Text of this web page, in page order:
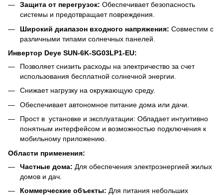
Защита от перегрузок: Обеспечивает безопасность
системы и предотвращает повреждения.
Широкий диапазон входного напряжения: Совместим с
различными типами солнечных панелей.
Инвертор Deye SUN-6K-SG03LP1-EU:
Позволяет снизить расходы на электричество за счет
использования бесплатной солнечной энергии.
Снижает нагрузку на окружающую среду.
Обеспечивает автономное питание дома или дачи.
Прост в установке и эксплуатации: Обладает интуитивно
понятным интерфейсом и возможностью подключения к
мобильному приложению.
Области применения:
Частные дома: Для обеспечения электроэнергией жилых
домов и дач.
Коммерческие объекты: Для питания небольших